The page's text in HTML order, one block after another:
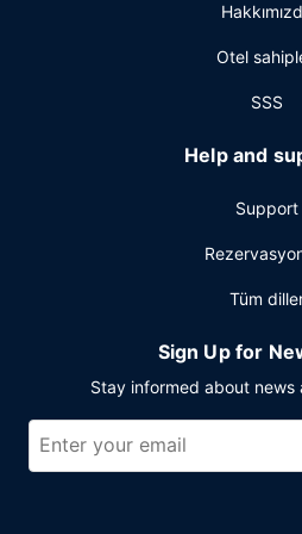
Otel
SSS
Help and
Support
Tüm
Sign Up for
Stay informed about news